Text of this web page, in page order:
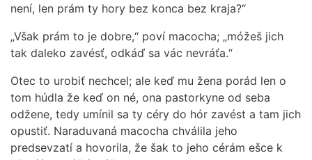
není, len prám ty hory bez konca bez kraja?“
„Však prám to je dobre,“ poví macocha; „móžeš jich
tak daleko zavésť, odkáď sa vác nevráťa.“
Otec to urobiť nechcel; ale keď mu žena porád len o
tom húdla že keď on né, ona pastorkyne od seba
odžene, tedy umínil sa ty céry do hór zavést a tam jich
opustiť. Naraduvaná macocha chválila jeho
predsevzatí a hovorila, že šak to jeho cérám ešce k